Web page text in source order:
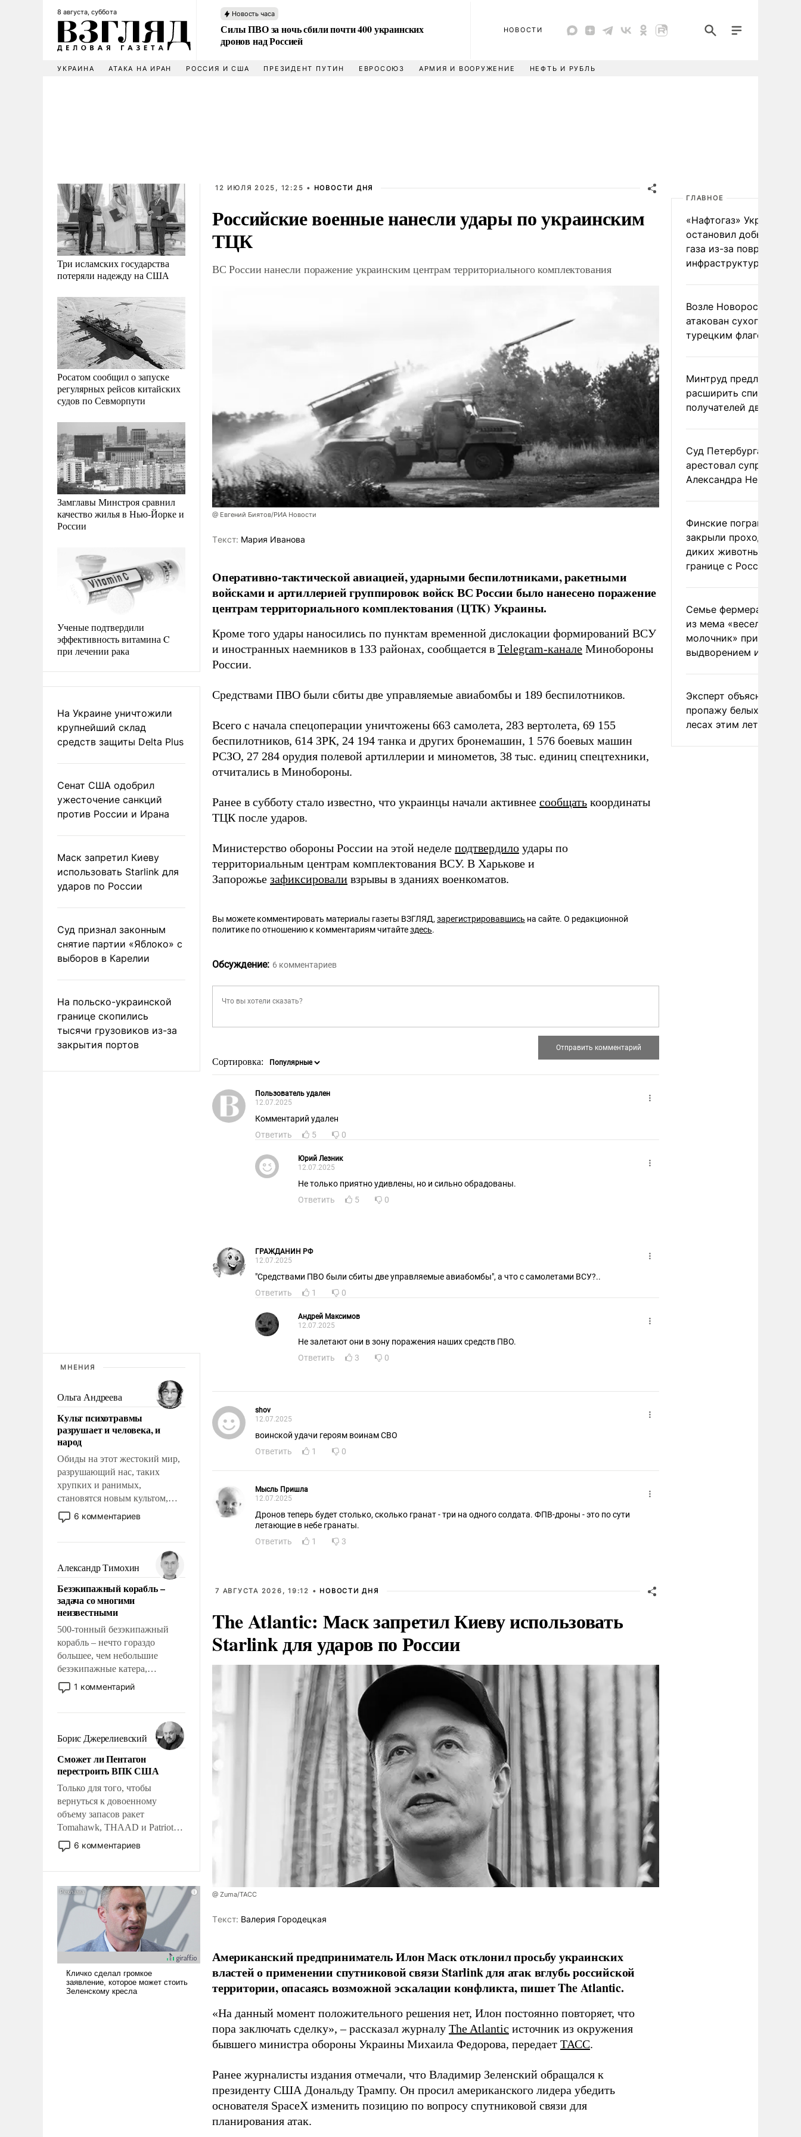
8 августа, суббота Новость часа
Силы ПВО за ночь сбили почти 400 украинских
дронов над Россией
НОВОСТИ
УКРАИНА АТАКА НА ИРАН РОССИЯ И США ПРЕЗИДЕНТ ПУТИН ЕВРОСОЮЗ АРМИЯ И ВООРУЖЕНИЕ НЕФТЬ И РУБЛЬ
Три исламских государства
потеряли надежду на США
Росатом сообщил о запуске
регулярных рейсов китайских
судов по Севморпути
Замглавы Минстроя сравнил
качество жилья в Нью-Йорке и
России
Ученые подтвердили
эффективность витамина C
при лечении рака
На Украине уничтожили
крупнейший склад
средств защиты Delta Plus
Сенат США одобрил
ужесточение санкций
против России и Ирана
Маск запретил Киеву
использовать Starlink для
ударов по России
Суд признал законным
снятие партии «Яблоко» с
выборов в Карелии
На польско-украинской
границе скопились
тысячи грузовиков из-за
закрытия портов
МНЕНИЯ
Ольга Андреева
Культ психотравмы
разрушает и человека, и
народ
Обиды на этот жестокий мир,
разрушающий нас, таких
хрупких и ранимых,
становятся новым культом,
постепенно вытесняя и
отменяя традиционное
мужественным и твердым под
ударами судьбы, брать на себя
ответственность, помогать
слабым, идти вперед и
адаптироваться.
6 комментариев
Александр Тимохин
Безэкипажный корабль –
задача со многими
неизвестными
500-тонный безэкипажный
корабль – нечто гораздо
большее, чем небольшие
безэкипажные катера,
применение которых уже
стало обыденностью. Задача по
сложна и амбициозна. Однако
и ее реализация радикально
поднимет наши боевые
возможности.
1 комментарий
Борис Джерелиевский
Сможет ли Пентагон
перестроить ВПК США
Только для того, чтобы
вернуться к довоенному
объему запасов ракет
Tomahawk, THAAD и Patriot
США потребуется более трех
лет. Даже небольшая война с
Сложившаяся ситуация
означает многолетний период
уязвимости США, например,
перед Китаем.
6 комментариев
12 ИЮЛЯ 2025, 12:25 • НОВОСТИ ДНЯ
Российские военные нанесли удары по украинским
ТЦК
ВС России нанесли поражение украинским центрам территориального комплектования
@ Евгений Биятов/РИА Новости
Tекст: Мария Иванова
Оперативно-тактической авиацией, ударными беспилотниками, ракетными
войсками и артиллерией группировок войск ВС России было нанесено поражение
центрам территориального комплектования (ЦТК) Украины.
Кроме того удары наносились по пунктам временной дислокации формирований ВСУ
и иностранных наемников в 133 районах, сообщается в Telegram-канале Минобороны
России.
Средствами ПВО были сбиты две управляемые авиабомбы и 189 беспилотников.
Всего с начала спецоперации уничтожены 663 самолета, 283 вертолета, 69 155
беспилотников, 614 ЗРК, 24 194 танка и других бронемашин, 1 576 боевых машин
РСЗО, 27 284 орудия полевой артиллерии и минометов, 38 тыс. единиц спецтехники,
отчитались в Минобороны.
Ранее в субботу стало известно, что украинцы начали активнее сообщать координаты
ТЦК после ударов.
Министерство обороны России на этой неделе подтвердило удары по
территориальным центрам комплектования ВСУ. В Харькове и
Запорожье зафиксировали взрывы в зданиях военкоматов.
Вы можете комментировать материалы газеты ВЗГЛЯД,зарегистрировавшись на сайте. О редакционной
политике по отношению к комментариям читайтездесь.
Обсуждение: 6 комментариев
Сортировка:
Пользователь удален
12.07.2025
Комментарий удален
Ответить
5 0
Юрий Лезник
12.07.2025
Не только приятно удивлены, но и сильно обрадованы.
Ответить
5 0
ГРАЖДАНИН РФ
12.07.2025
"Средствами ПВО были сбиты две управляемые авиабомбы", а что с самолетами ВСУ?..
Ответить
1 0
Андрей Максимов
12.07.2025
Не залетают они в зону поражения наших средств ПВО.
Ответить
3 0
shov
12.07.2025
воинской удачи героям воинам СВО
Ответить
1 0
Мысль Пришла
12.07.2025
Дронов теперь будет столько, сколько гранат - три на одного солдата. ФПВ-дроны - это по сути
летающие в небе гранаты.
Ответить
1 3
7 АВГУСТА 2026, 19:12 • НОВОСТИ ДНЯ
The Atlantic: Маск запретил Киеву использовать
Starlink для ударов по России
@ Zuma/ТАСС
Tекст: Валерия Городецкая
Американский предприниматель Илон Маск отклонил просьбу украинских
властей о применении спутниковой связи Starlink для атак вглубь российской
территории, опасаясь возможной эскалации конфликта, пишет The Atlantic.
«На данный момент положительного решения нет, Илон постоянно повторяет, что
пора заключать сделку», – рассказал журналу The Atlantic источник из окружения
бывшего министра обороны Украины Михаила Федорова, передает ТАСС.
Ранее журналисты издания отмечали, что Владимир Зеленский обращался к
президенту США Дональду Трампу. Он просил американского лидера убедить
основателя SpaceX изменить позицию по вопросу спутниковой связи для
планирования атак.
ГЛАВНОЕ
«Нафтогаз» Украины
остановил добычу
газа из-за повреждения
инфраструктуры
Возле Новороссийска
атакован сухогруз под
турецким флагом
Минтруд предложил
расширить список
получателей двух
Суд Петербурга заочно
арестовал супругу
Александра Невзорова
Финские пограничники
закрыли проходы для
диких животных на
границе с Россией
Семье фермера
из мема «веселый
молочник» пригрозили
выдворением из
Эксперт объяснил
пропажу белых грибов
лесах этим летом